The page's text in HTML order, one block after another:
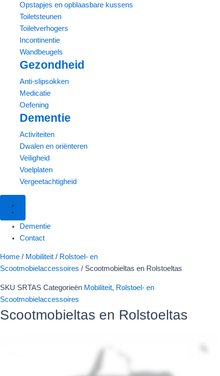
Opstapjes en opblaasbare kussens
Toiletsteunen
Toiletverhogers
Incontinentie
Wandbeugels
Gezondheid
Anti-slipsokken
Medicatie
Oefening
Dementie
Activiteiten
Dwalen en oriënteren
Veiligheid
Voelplaten
Vergeetachtigheid
Dementie
Contact
Home / Mobiliteit / Rolstoel- en
Scootmobielaccessoires / Scootmobieltas en Rolstoeltas
SKU SRTAS Categorieën Mobiliteit, Rolstoel- en
Scootmobielaccessoires
Scootmobieltas en Rolstoeltas
Scootmobieltas
en
aantal